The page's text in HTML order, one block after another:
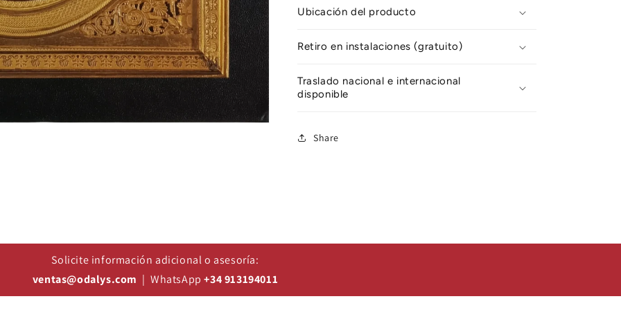
Ubicación del producto
Retiro en instalaciones (gratuito)
Traslado nacional e internacional
disponible
Share
Solicite información adicional o asesoría:
ventas@odalys.com | WhatsApp+34 913194011